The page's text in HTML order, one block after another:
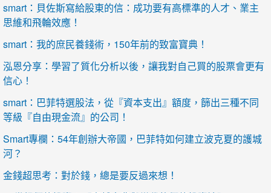
smart：貝佐斯寫給股東的信：成功要有高標準的人才、業主
思維和飛輪效應！
smart：我的庶民養錢術，150年前的致富寶典！
泓恩分享：學習了質化分析以後，讓我對自己買的股票會更有
信心！
smart：巴菲特選股法，從『資本支出』額度，篩出三種不同
等級『自由現金流』的公司！
Smart專欄：54年創辦大帝國，巴菲特如何建立波克夏的護城
河？
金錢超思考：對於錢，總是要反過來想！